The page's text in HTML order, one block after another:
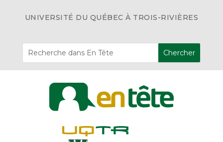
UNIVERSITÉ DU QUÉBEC À TROIS-RIVIÈRES